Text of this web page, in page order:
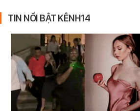
TIN NỔI BẬT KÊNH14